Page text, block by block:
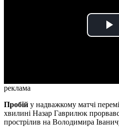
реклама
Пробій у надважкому матчі
хвилині Назар Гаврилюк
прострілив на Володимира